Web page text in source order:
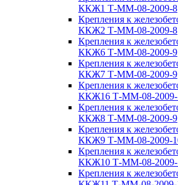
ККЖ1 Т-ММ-08-2009-8
Крепления к
ККЖ2 Т-ММ-08-2009-8
Крепления к
ККЖ6 Т-ММ-08-2009-9
Крепления к
ККЖ7 Т-ММ-08-2009-9
Крепления к
ККЖ16 Т-ММ-08-2009-
Крепления к
ККЖ8 Т-ММ-08-2009-9
Крепления к
ККЖ9 Т-ММ-08-2009-
Крепления к
ККЖ10 Т-ММ-08-2009-
Крепления к